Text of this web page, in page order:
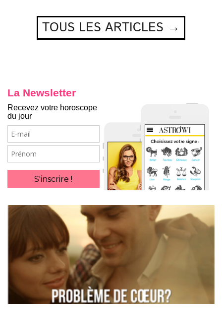
TOUS LES ARTICLES →
La Newsletter
Recevez votre horoscope
du jour
E-
mail
Prénom
S'inscrire !